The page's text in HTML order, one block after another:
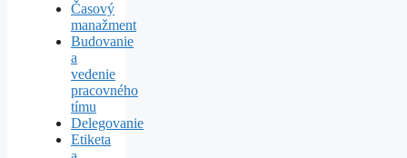
Časový
manažment
Budovanie
a
vedenie
pracovného
tímu
Delegovanie
Etiketa